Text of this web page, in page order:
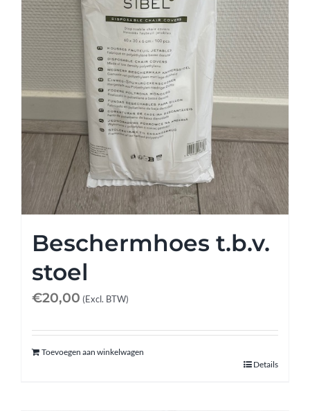
Beschermhoes t.b.v.
stoel
€20,00 (Excl. BTW)
Toevoegen aan winkelwagen
Details